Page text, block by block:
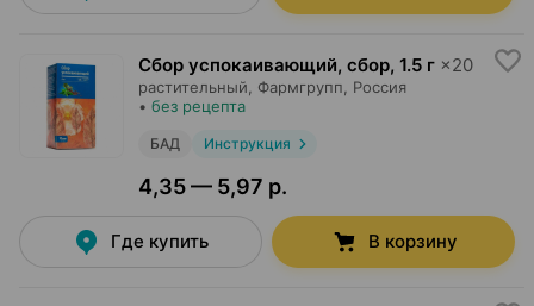
Сбор успокаивающий, сбор, 1.5 г ×20
растительный, Фармгрупп , Россия
• без рецепта
БАД Инструкция
4,35 — 5,97 р.
Где купить В корзину